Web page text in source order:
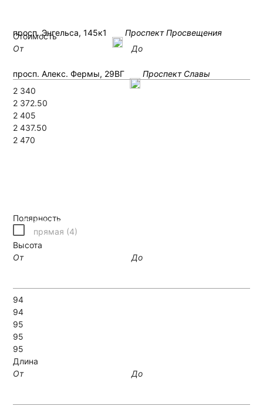
просп. Энгельса, 145к1 Проспект Просвещения
просп. Алекс. Фермы, 29ВГ Проспект Славы
Позвонить
Стоимость
От
До
2 340
2 372.50
2 405
2 437.50
2 470
Полярность
прямая (4)
Высота
От
До
94
94
95
95
95
Длина
От
До